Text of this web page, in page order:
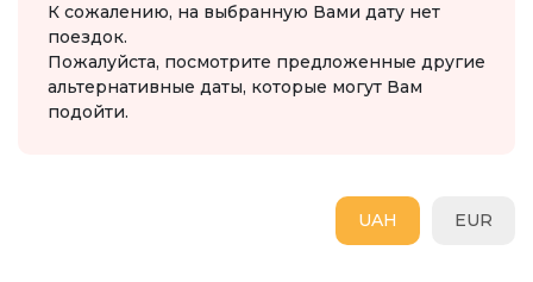
К сожалению, на выбранную Вами дату нет
поездок.
Пожалуйста, посмотрите предложенные другие
альтернативные даты, которые могут Вам
подойти.
EUR
UAH